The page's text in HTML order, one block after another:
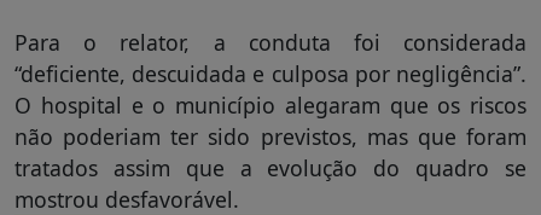
Para o relator, a conduta foi considerada
“deficiente, descuidada e culposa por negligência”.
O hospital e o município alegaram que os riscos
não poderiam ter sido previstos, mas que foram
tratados assim que a evolução do quadro se
mostrou desfavorável.